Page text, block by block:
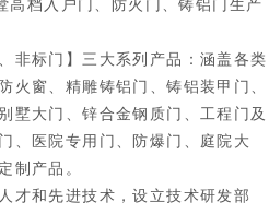
高档入户门、防火门、铸铝门生产
非标门】三大系列产品：涵盖各类
火窗、精雕铸铝门、铸铝装甲门、
墅大门、锌合金钢质门、工程门及
、医院专用门、防爆门、庭院大
制产品。
才和先进技术，设立技术研发部